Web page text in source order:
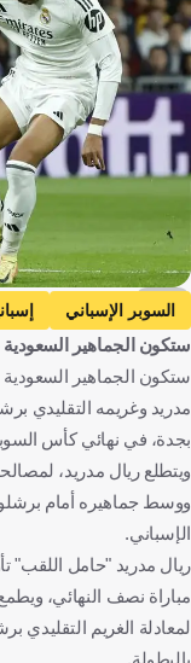
EPA
السوبر الإسباني
كرة قدم
ستكون الجماهير
ستكون الجماهير
مدريد وغريمه التقليدي
بجدة، في نهائي كأس السوبر
ويتطلع ريال مدريد،
ووسط جماهيره أمام
الإسباني.
لمعادلة الغريم التقليدي